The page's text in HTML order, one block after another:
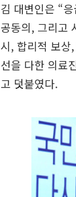
김 대변인은 “
공동의, 그리고
시, 합리적 보상
선을 다한 의료
고 덧붙였다.